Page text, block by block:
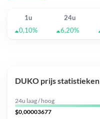
1u 24u
0,10%
6,20%
DUKO prijs statistieken
24u laag / hoog
$0,00003677